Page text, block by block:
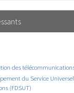
des
du Service
(FDSUT)